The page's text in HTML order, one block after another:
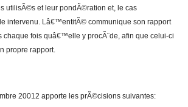
utilisÃ©s et leur pondÃ©ration et, le cas
intervenu. Lâ€™entitÃ© communique son rapport
fois quâ€™elle y procÃ¨de, afin que celui-ci
propre rapport.
20012 apporte les prÃ©cisions suivantes: